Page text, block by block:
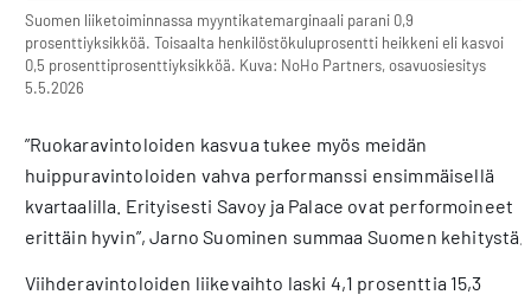
Suomen liiketoiminnassa myyntikatemarginaali parani 0,9
prosenttiyksikköä. Toisaalta henkilöstökuluprosentti heikkeni eli kasvoi
0,5 prosenttiprosenttiyksikköä. Kuva: NoHo Partners, osavuosiesitys
5.5.2026
”Ruokaravintoloiden kasvua tukee myös meidän
huippuravintoloiden vahva performanssi ensimmäisellä
kvartaalilla. Erityisesti Savoy ja Palace ovat performoineet
erittäin hyvin”, Jarno Suominen summaa Suomen kehitystä.
Viihderavintoloiden liikevaihto laski 4,1 prosenttia 15,3